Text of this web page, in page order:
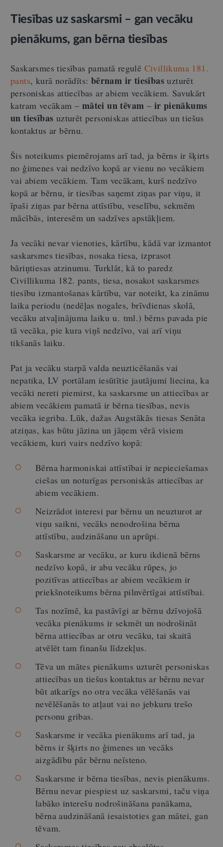
Tiesības uz saskarsmi – gan vecāku
pienākums, gan bērna tiesības
Saskarsmes tiesības pamatā regulē Civillikuma 181.
pants, kurā norādīts: bērnam ir tiesības uzturēt
personiskas attiecības ar abiem vecākiem. Savukārt
katram vecākam – mātei un tēvam – ir pienākums
un tiesības uzturēt personiskas attiecības un tiešus
kontaktus ar bērnu.
Šis noteikums piemērojams arī tad, ja bērns ir šķirts
no ģimenes vai nedzīvo kopā ar vienu no vecākiem
vai abiem vecākiem. Tam vecākam, kurš nedzīvo
kopā ar bērnu, ir tiesības saņemt ziņas par viņu, it
īpaši ziņas par bērna attīstību, veselību, sekmēm
mācībās, interesēm un sadzīves apstākļiem.
Ja vecāki nevar vienoties, kārtību, kādā var izmantot
saskarsmes tiesības, nosaka tiesa, izprasot
bāriņtiesas atzinumu. Turklāt, kā to paredz
Civillikuma 182. pants, tiesa, nosakot saskarsmes
tiesību izmantošanas kārtību, var noteikt, ka zināmu
laika periodu (nedēļas nogales, brīvdienas skolā,
vecāku atvaļinājuma laiku u. tml.) bērns pavada pie
tā vecāka, pie kura viņš nedzīvo, vai arī viņu
tikšanās laiku.
Pat ja vecāku starpā valda neuzticēšanās vai
nepatika, LV portālam iesūtītie jautājumi liecina, ka
vecāki nereti piemirst, ka saskarsme un attiecības ar
abiem vecākiem pamatā ir bērna tiesības, nevis
vecāka iegriba. Lūk, dažas Augstākās tiesas Senāta
atziņas, kas būtu jāzina un jāņem vērā visiem
vecākiem, kuri vairs nedzīvo kopā:
Bērna harmoniskai attīstībai ir nepieciešamas
ciešas un noturīgas personiskās attiecības ar
abiem vecākiem.
Neizrādot interesi par bērnu un neuzturot ar
viņu saikni, vecāks nenodrošina bērna
attīstību, audzināšanu un aprūpi.
Saskarsme ar vecāku, ar kuru ikdienā bērns
nedzīvo kopā, ir abu vecāku rūpes, jo
pozitīvas attiecības ar abiem vecākiem ir
priekšnoteikums bērna pilnvērtīgai attīstībai.
Tas nozīmē, ka pastāvīgi ar bērnu dzīvojošā
vecāka pienākums ir sekmēt un nodrošināt
bērna attiecības ar otru vecāku, tai skaitā
atvēlēt tam finanšu līdzekļus.
Tēva un mātes pienākums uzturēt personiskas
attiecības un tiešus kontaktus ar bērnu nevar
būt atkarīgs no otra vecāka vēlēšanās vai
nevēlēšanās to atļaut vai no jebkuru trešo
personu gribas.
Saskarsme ir vecāka pienākums arī tad, ja
bērns ir šķirts no ģimenes un vecāks
aizgādību pār bērnu neīsteno.
Saskarsme ir bērna tiesības, nevis pienākums.
Bērnu nevar piespiest uz saskarsmi, taču viņa
labāko interešu nodrošināšana panākama,
bērna audzināšanā iesaistoties gan mātei, gan
tēvam.